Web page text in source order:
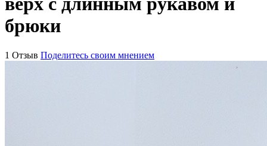
брюки
1 Отзыв Поделитесь своим мнением